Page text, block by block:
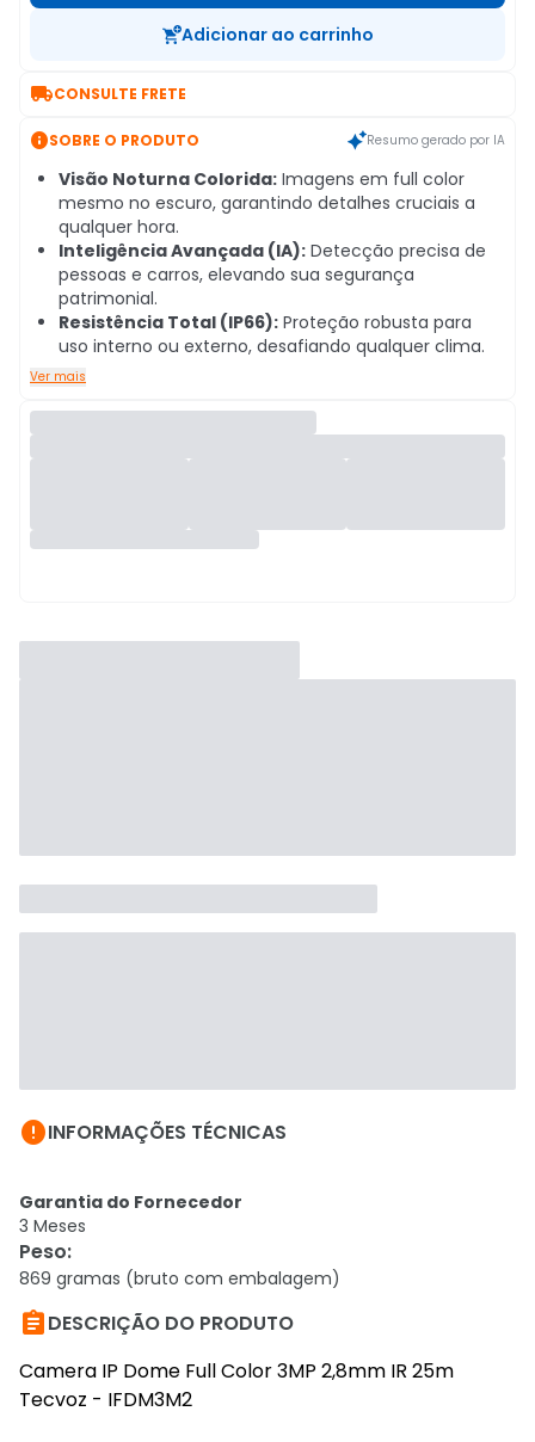
Adicionar ao carrinho
CONSULTE FRETE
SOBRE O PRODUTO Resumo gerado por IA
Visão Noturna Colorida: Imagens em full color
mesmo no escuro, garantindo detalhes cruciais a
qualquer hora.
Inteligência Avançada (IA): Detecção precisa de
pessoas e carros, elevando sua segurança
patrimonial.
Resistência Total (IP66): Proteção robusta para
uso interno ou externo, desafiando qualquer clima.
Ver mais
INFORMAÇÕES TÉCNICAS
Garantia do Fornecedor
3 Meses
Peso:
869 gramas (bruto com embalagem)
DESCRIÇÃO DO PRODUTO
Camera IP Dome Full Color 3MP 2,8mm IR 25m
Tecvoz - IFDM3M2